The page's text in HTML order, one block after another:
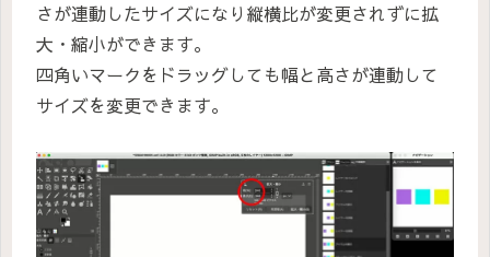
さが連動したサイズになり縦横比が変更されずに拡
大・縮小ができます。
四角いマークをドラッグしても幅と高さが連動して
サイズを変更できます。